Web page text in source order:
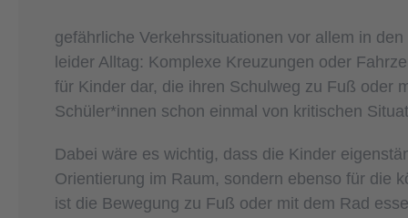
gefährliche Verkehrssituationen vor allem in
leider Alltag: Komplexe Kreuzungen oder
für Kinder dar, die ihren Schulweg zu Fuß oder
Schüler*innen schon einmal von kritischen
Dabei wäre es wichtig, dass die Kinder
Orientierung im Raum, sondern ebenso für die
ist die Bewegung zu Fuß oder mit dem Rad